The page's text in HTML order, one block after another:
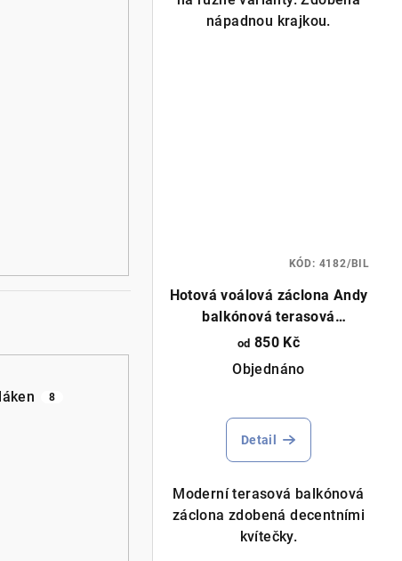
8
nápadnou krajkou.
Hotová voálová záclona Andy
balkónová terasová
420x230cm různé barvy
od 850 Kč
Objednáno
hodnocení
produktu
je
5,0
5
Detail
Moderní terasová balkónová
záclona zdobená decentními
kvítečky.
KÓD: 4182/BIL